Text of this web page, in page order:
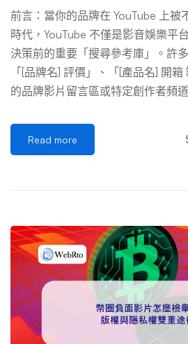
整理成下表，方便你一眼看懂哪些
作法 品牌受傷程度 法律風險（對網
shup） 擷取品牌廣告、官方影片，
品牌形象直接受損 高，明顯重製著
前言：當你的品牌在 YouTube 上被
時代，YouTube 不僅是影音娛樂平
決策前的重要「搜尋參考庫」。許
「[品牌名] 評價」、「[產品名] 開
的品牌影片留言區或特定創作者頻
面對這類情況，多數企業的第一反
按鈕，然後等待數天後收到
並提供從「社群規範檢舉」到「法
行動路徑。我們將不談空泛的理論
上的表單填寫範例、證據整理格式
二次申訴的具體策略。請記住，要
容是一場結合「平台邏輯」與「法
純的道德訴求。 第一部分：釐清
眼中的「誹謗」？ 在開始任何行動
Read more